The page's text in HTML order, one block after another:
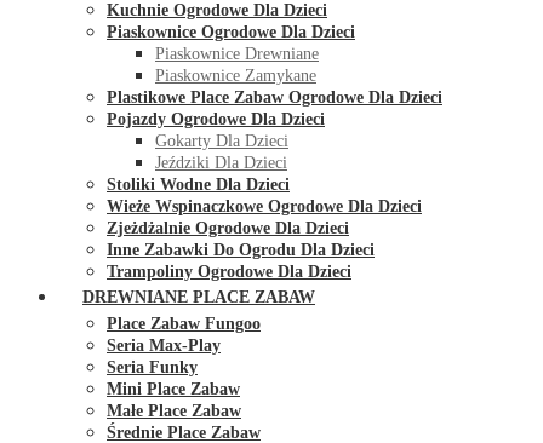
Kuchnie Ogrodowe Dla Dzieci
Piaskownice Ogrodowe Dla Dzieci
Piaskownice Drewniane
Piaskownice Zamykane
Plastikowe Place Zabaw Ogrodowe Dla Dzieci
Pojazdy Ogrodowe Dla Dzieci
Gokarty Dla Dzieci
Jeździki Dla Dzieci
Stoliki Wodne Dla Dzieci
Wieże Wspinaczkowe Ogrodowe Dla Dzieci
Zjeżdżalnie Ogrodowe Dla Dzieci
Inne Zabawki Do Ogrodu Dla Dzieci
Trampoliny Ogrodowe Dla Dzieci
DREWNIANE PLACE ZABAW
Place Zabaw Fungoo
Seria Max-Play
Seria Funky
Mini Place Zabaw
Małe Place Zabaw
Średnie Place Zabaw